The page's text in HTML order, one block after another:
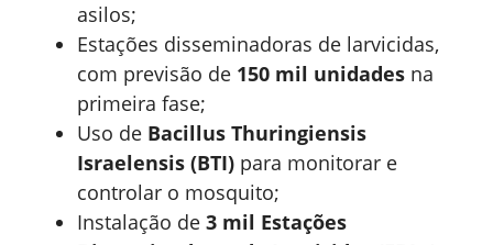
asilos;
Estações disseminadoras de larvicidas,
com previsão de 150 mil unidades na
primeira fase;
Uso de Bacillus Thuringiensis
Israelensis (BTI) para monitorar e
controlar o mosquito;
Instalação de 3 mil Estações